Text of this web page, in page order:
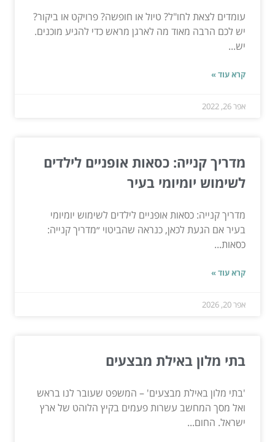
עומדים לצאת לחו"ל? טיול או חופשה? פרויקט או ביקור?
יש לכם הרבה מאוד מה לארגן מראש כדי להגיע מוכנים.
יש...
קרא עוד »
אפר 26, 2022
מדריך קנייה: כסאות אופניים לילדים
לשימוש יומיומי בעיר
מדריך קנייה: כסאות אופניים לילדים לשימוש יומיומי
בעיר אם הגעת לכאן, כנראה שהביטוי ״מדריך קנייה:
כסאות...
קרא עוד »
אפר 20, 2026
בתי מלון באילת מבצעים
'בתי מלון באילת מבצעים' – המשפט שעובר לנו בראש
ואל מסך המחשב עשרות פעמים בקיץ הלוהט של ארץ
ישראל. החום...